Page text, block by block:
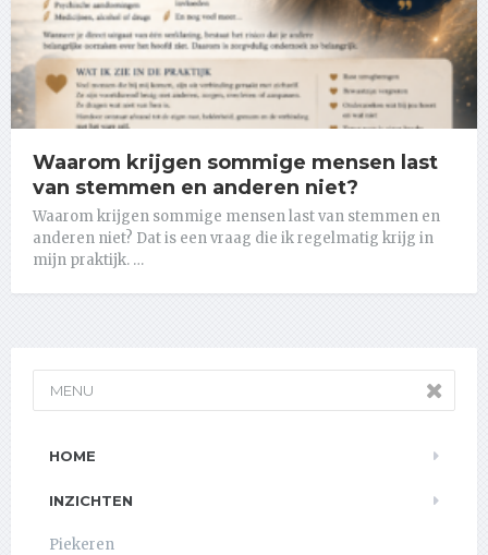
Waarom krijgen sommige mensen last
van stemmen en anderen niet?
Waarom krijgen sommige mensen last van stemmen en
anderen niet? Dat is een vraag die ik regelmatig krijg in
mijn praktijk. …
MENU
HOME
INZICHTEN
Piekeren